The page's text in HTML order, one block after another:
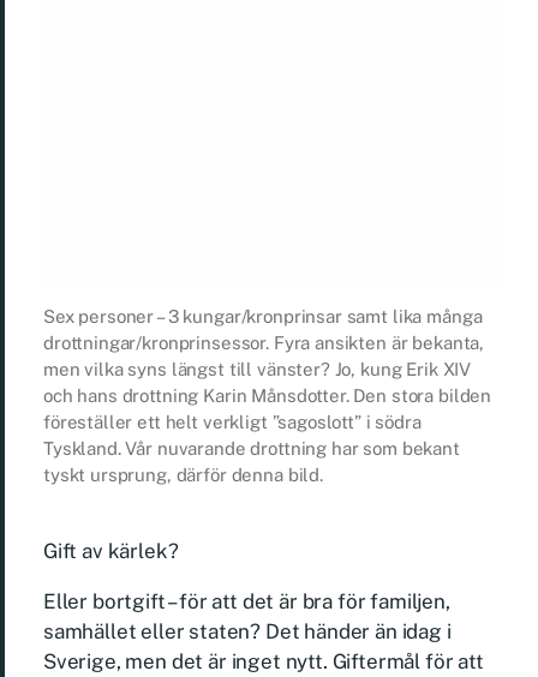
Sex personer – 3 kungar/kronprinsar samt lika många
drottningar/kronprinsessor. Fyra ansikten är bekanta,
men vilka syns längst till vänster? Jo, kung Erik XIV
och hans drottning Karin Månsdotter. Den stora bilden
föreställer ett helt verkligt ”sagoslott” i södra
Tyskland. Vår nuvarande drottning har som bekant
tyskt ursprung, därför denna bild.
Gift av kärlek?
Eller bortgift – för att det är bra för familjen,
samhället eller staten? Det händer än idag i
Sverige, men det är inget nytt. Giftermål för att